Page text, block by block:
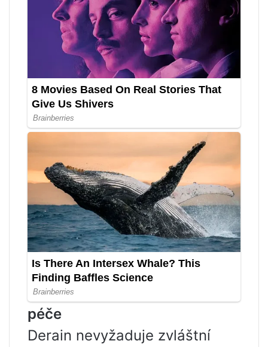
péče
Derain nevyžaduje zvláštní